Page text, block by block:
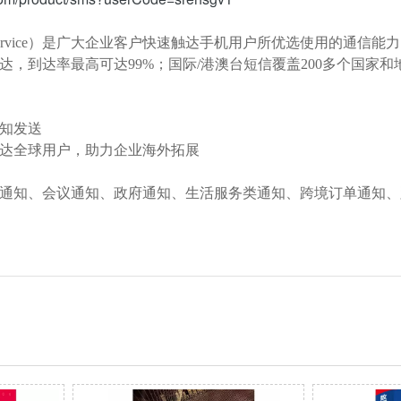
）是广大企业客户快速触达手机用户所优选使用的通信
，到达率最高可达99%；国际/港澳台短信覆盖200多个国家
发送
全球用户，助力企业海外拓展
知、会议通知、政府通知、生活服务类通知、跨境订单通知